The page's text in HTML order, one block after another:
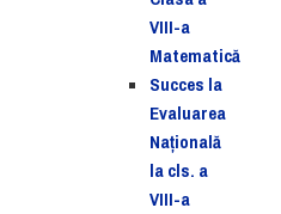
VIII-a
Matematică
Succes la
Evaluarea
Națională
la cls. a
VIII-a